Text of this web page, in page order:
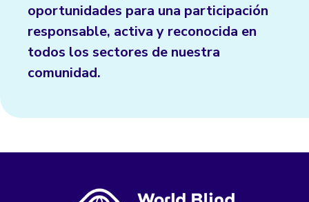
oportunidades para una participación
responsable, activa y reconocida en
todos los sectores de nuestra
comunidad.